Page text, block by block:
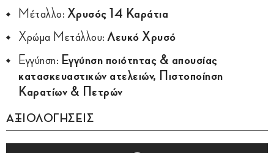
Μέταλλο: Χρυσός 14 Καράτια
Χρώμα Μετάλλου: Λευκό Χρυσό
Εγγύηση: Εγγύηση ποιότητας & απουσίας
κατασκευαστικών ατελειών, Πιστοποίηση
Καρατίων & Πετρών
ΑΞΙΟΛΟΓΗΣΕΙΣ